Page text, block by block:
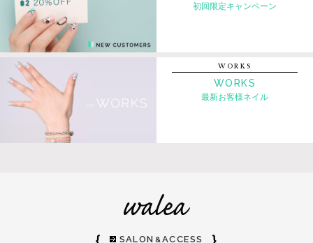
初回限定キャンペーン
WORKS
WORKS
最新お客様ネイル
SALON &ACCESS